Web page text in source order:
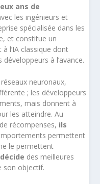
ans de
les ingénieurs et
spécialisée dans les
et constitue un
l’IA classique dont
à l’avance.
neuronaux,
; les développeurs
mais donnent à
les atteindre. Au
récompenses, ils
permettent
le permettent
des meilleures
son objectif.